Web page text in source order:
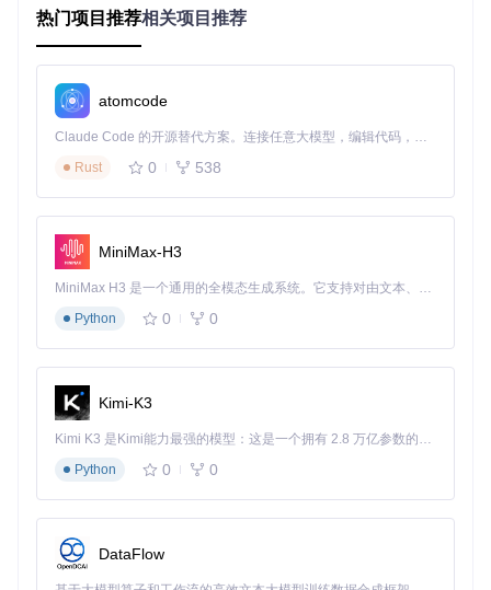
ncoder将原始K线图转换为离散令牌序列，实现数据的高
效压缩表示。
自回归Transformer：利用因果Transformer块进行序列生
多尺度分析能力：同时支持宏观趋势和微观波动的多层次
建模，满足不同投资策略需求。
模型选择：找到最适合你的Kronos版本
业机构的多样化需求：
模型
特性
Kronos-min
参数
规模
上下
文长
度
2048 512 512
推理
热门项目推荐相关项目推荐
atomcode
Claude Code 的开源替代方案。连接任意大模型，编辑代码，运行命令，自动验证 — 全自动执行。用 Rust 构建，极致性能。 ｜ An open-source alternative to Claude Code. Connect any LLM, edit code, run commands, and verify changes — autonomously. Built in Rust for speed. Get Started
Rust
0 538
MiniMax-H3
MiniMax H3 是一个通用的全模态生成系统。它支持对由文本、图像、视频和音频组成的多模态上下文进行统一理解，并能生成分辨率高达 2K、时长可达 15 秒的带原生立体声音频的视频。得益于面向任务泛化的系统设计，H3 在预训练阶段就已具备广泛的多模态上下文理解与生成能力，能够出色地执行复杂的多模态指令。
Python
0 0
Kimi-K3
Kimi K3 是Kimi能力最强的模型：这是一个拥有 2.8 万亿参数的混合专家（MoE）模型，具备原生视觉理解能力，并支持 100 万 token 的上下文窗口。
Python
0 0
DataFlow